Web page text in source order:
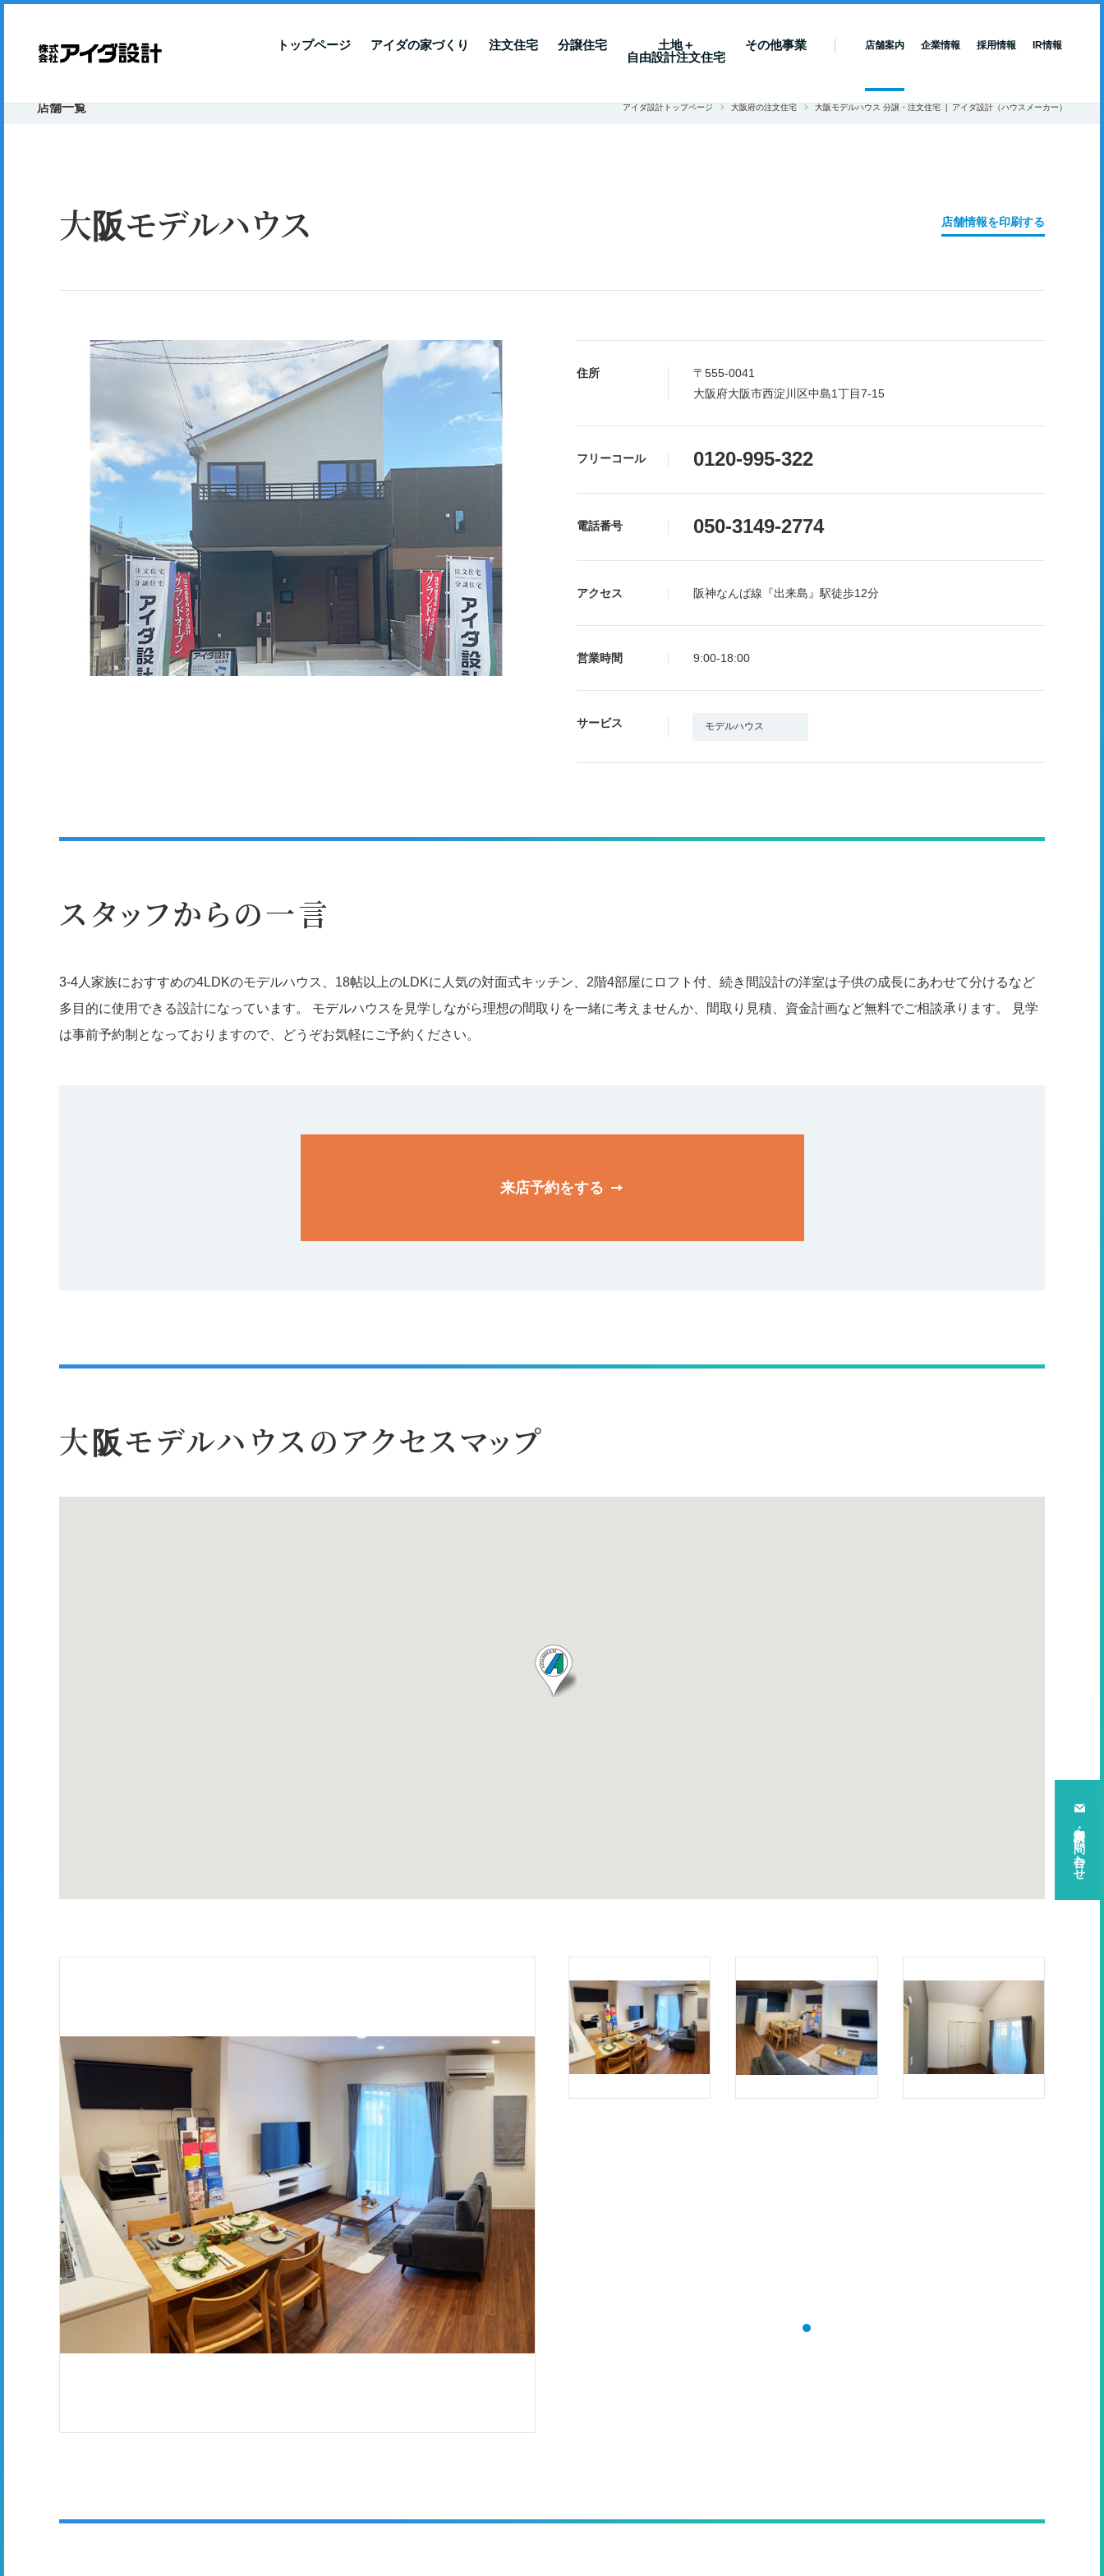
トップページ アイダの家づくり 注文住宅 分譲住宅
土地＋
自由設計注文住宅
その他事業 店舗案内 企業情報 採用情報 IR情報
資料請求・お問い合わせ
店舗一覧 アイダ設計トップページ 大阪府の注文住宅 大阪モデルハウス 分譲・注文住宅 ❘ アイダ設計（ハウスメーカー）
大阪モデルハウス 店舗情報を印刷する
住所
〒555-0041
大阪府大阪市西淀川区中島1丁目7-15
フリーコール 0120-995-322
電話番号 050-3149-2774
アクセス 阪神なんば線『出来島』駅徒歩12分
営業時間 9:00-18:00
サービス モデルハウス
スタッフからの一言
3-4人家族におすすめの4LDKのモデルハウス、18帖以上のLDKに人気の対面式キッチン、2階4部屋にロフト付、続き間設計の洋室は子供の成長にあわせて分けるなど
多目的に使用できる設計になっています。 モデルハウスを見学しながら理想の間取りを一緒に考えませんか、間取り見積、資金計画など無料でご相談承ります。 見学
は事前予約制となっておりますので、どうぞお気軽にご予約ください。
来店予約をする
大阪モデルハウスのアクセスマップ